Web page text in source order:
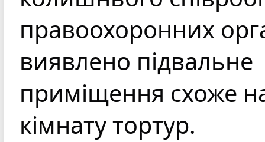
правоохоронних
виявлено підвальне
приміщення схоже
кімнату тортур.